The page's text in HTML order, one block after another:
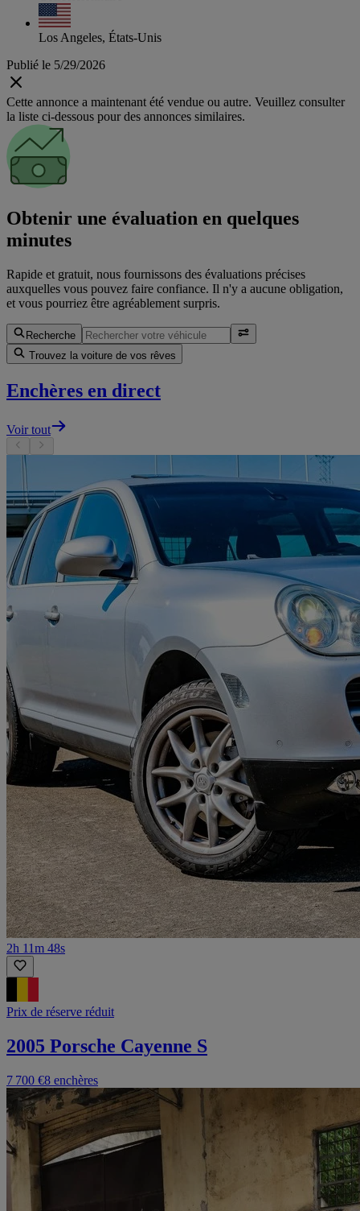
Los Angeles, États-Unis
Publié le 5/29/2026
Cette annonce a maintenant été vendue ou autre. Veuillez consulter
la liste ci-dessous pour des annonces similaires.
Obtenir une évaluation en quelques
minutes
Rapide et gratuit, nous fournissons des évaluations précises
auxquelles vous pouvez faire confiance. Il n'y a aucune obligation,
et vous pourriez être agréablement surpris.
Recherche
Trouvez la voiture de vos rêves
Enchères en direct
Voir tout
2h 11m 48s
Prix de réserve réduit
2005 Porsche Cayenne S
7 700 €8 enchères